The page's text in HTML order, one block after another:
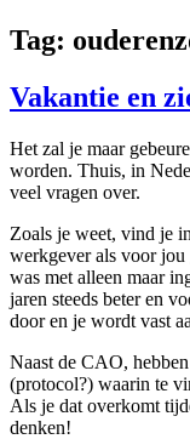
Tag:
Vakantie en
Het zal je maar
worden. Thuis, in
veel vragen over.
Zoals je weet, vind je
werkgever als voor jou
was met alleen maar
jaren steeds beter en
door en je wordt vast
Naast de CAO,
(protocol?) waarin te
Als je dat overkomt
denken!